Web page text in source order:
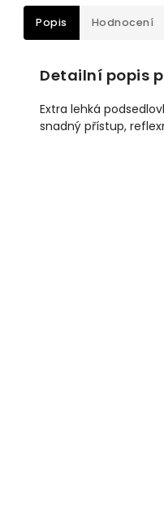
Popis Hodnocení
Detailní popis
Extra lehká
snadný přístup,